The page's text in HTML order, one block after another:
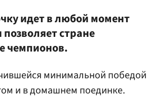
идет в любой момент
стране
чемпионов.
минимальной победой
и в домашнем поединке.